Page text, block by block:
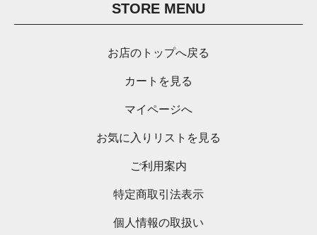
STORE MENU
お店のトップへ戻る
カートを見る
マイページへ
お気に入りリストを見る
ご利用案内
特定商取引法表示
個人情報の取扱い